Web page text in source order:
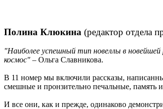
Полина Клюкина (редактор отдела
"Наиболее успешный тип новеллы в новейшей
космос" – Ольга Славникова.
В 11 номер мы включили рассказы,
смешные и пронзительно печальные, память
И все они, как и прежде, одинаково